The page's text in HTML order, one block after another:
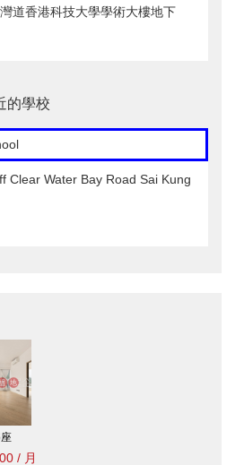
道香港科技大學學術大樓地下
的學校
Clear Water Bay Road Sai Kung
/ 月